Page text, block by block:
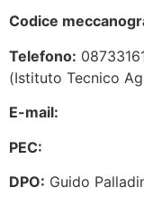
Codice
Telefono:
(Istituto Tecnico
E-mail:
PEC:
DPO: Guido